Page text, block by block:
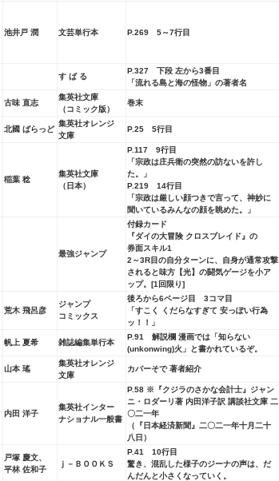
池井戸 潤 文芸単行本 P.269 5～7行目
す ば る
P.327 下段 左から3番目
「流れる島と海の怪物」の著者名
古味 直志
集英社文庫
（コミック版）
巻末
北國 ばらっど
集英社オレンジ
文庫
P.25 5行目
稲葉 稔
集英社文庫
（日本）
P.117 9行目
「宗政は庄兵衛の突然の訪ないを許し
た。」
P.219 14行目
「宗政は厳しい顔つきで言って、神妙に
聞いているみんなの顔を眺めた。」
最強ジャンプ
付録カード
『ダイの大冒険 クロスブレイド』 の
券面スキル1
2～3R目の自分ターンに、自身が通常攻撃
されると味方【光】の闘気ゲージを小ア
ップ。[1回限り]
荒木 飛呂彦
ジャンプ
コミックス
後ろから6ページ目 3コマ目
「すこく くだらなすぎて 安っぽい行為
ッ！！」
帆上 夏希 雑誌編集単行本
P.91 解説欄 漫画では「知らない
(unkonwing)火」と書かれているぞ。
山本 瑤
集英社オレンジ
文庫
カバーそで 著者紹介
内田 洋子
集英社インター
ナショナル一般書
P.58 ※『クジラのさかな会計士』ジャン
ニ・ロダーリ著 内田洋子訳 講談社文庫 二
〇二一年
（『日本経済新聞』二〇二一年十月二十
八日）
戸塚 慶文、
平林 佐和子
ｊ－ＢＯＯＫＳ
P.41 10行目
驚き、混乱した様子のジーナの声は、だ
んだんと小さくなっていく。